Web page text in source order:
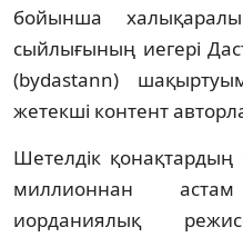
бойынша
сыйлығының иегері
(bydastann)
жетекші контент
Шетелдік қонақтардың
миллионнан
иорданиялық